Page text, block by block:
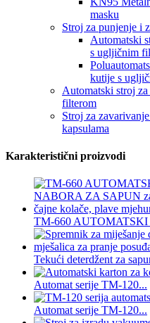
masku
Stroj za punjenje i
Automatski
s ugljičnim
kutije s
Automatski stroj
filterom
Stroj za
kapsulama
Karakteristični proizvodi
TM-660 AUTOMATSKI
Tekući deterdžent za
Automat serije TM-120...
Automat serije TM-120...